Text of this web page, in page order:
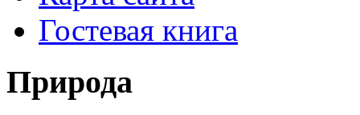
Гостевая книга
Природа